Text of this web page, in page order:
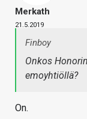
Merkath
21.5.2019
Finboy
Onkos
emoyhtiöllä?
On.